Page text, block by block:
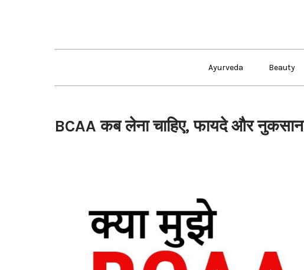
Ayurveda Beauty
BCAA कब लेना चाहिए, फायदे और नुकसान